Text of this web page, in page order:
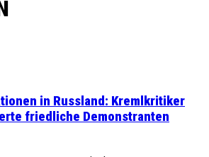
in Russland: Kremlkritiker
friedliche Demonstranten